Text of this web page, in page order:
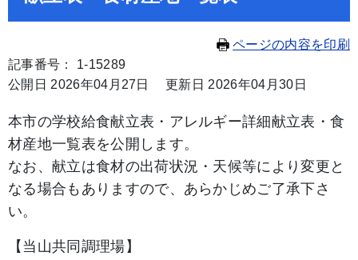
ページの内容を印刷
記事番号： 1-15289
公開日 2026年04月27日
更新日 2026年04月30日
本市の学校給食献立表・アレルギー詳細献立表・食
材産地一覧表を公開します。
なお、献立は食材の出荷状況・天候等により変更と
なる場合もありますので、あらかじめご了承下さ
い。
【当山共同調理場】